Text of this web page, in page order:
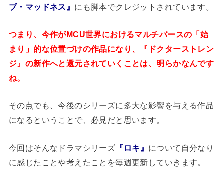
ブ・マッドネス』 にも脚本でクレジットされています。
つまり、今作がMCU世界におけるマルチバースの「始
まり」的な位置づけの作品になり、『ドクターストレン
ジ』の新作へと還元されていくことは、明らかなんです
ね。
その点でも、今後のシリーズに多大な影響を与える作品
になるということで、必見だと思います。
今回はそんなドラマシリーズ 『ロキ』 について自分なり
に感じたことや考えたことを毎週更新していきます。